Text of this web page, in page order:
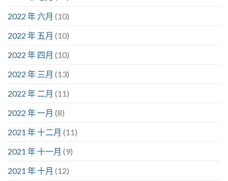
2022 年 六月 (10)
2022 年 五月 (10)
2022 年 四月 (10)
2022 年 三月 (13)
2022 年 二月 (11)
2022 年 一月 (8)
2021 年 十二月 (11)
2021 年 十一月 (9)
2021 年 十月 (12)